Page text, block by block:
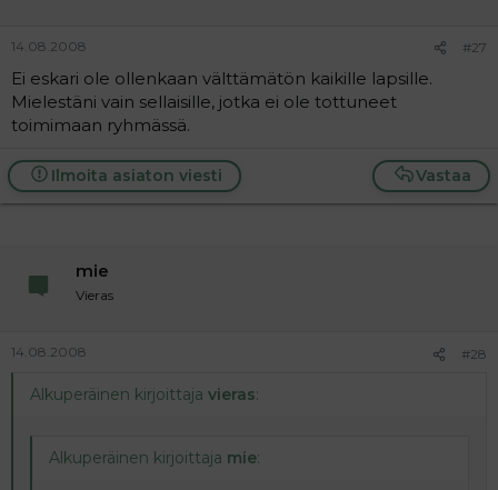
14.08.2008 #27
Ei eskari ole ollenkaan välttämätön kaikille lapsille.
Mielestäni vain sellaisille, jotka ei ole tottuneet
toimimaan ryhmässä.
Vastaa
Ilmoita asiaton viesti
mie
Vieras
14.08.2008 #28
Alkuperäinen kirjoittaja vieras:
Alkuperäinen kirjoittaja mie: